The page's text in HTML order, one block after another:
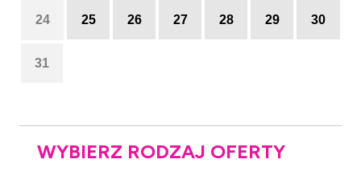
24 25 26 27 28 29 30
31
WYBIERZ RODZAJ OFERTY